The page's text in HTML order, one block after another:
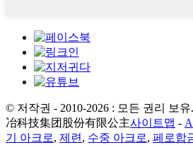
© 저작권 - 2010-2026 : 모든 권리 보유.
冶科技集团股份有限公主사이트맵 -
기 아크로, 제련 , 수중 아크로, 페로합